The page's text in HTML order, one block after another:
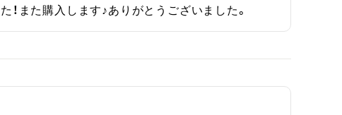
！また購入します♪ありがとうございました。